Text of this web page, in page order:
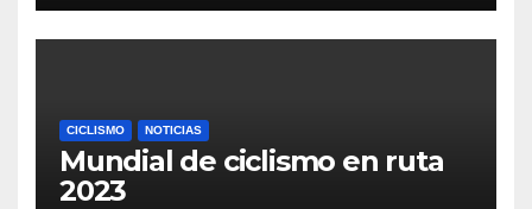
CICLISMO NOTICIAS
Mundial de ciclismo en ruta
2023